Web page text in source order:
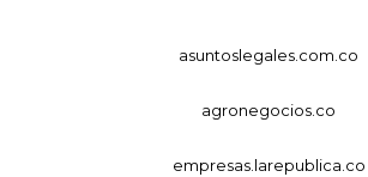
asuntoslegales.com.co
agronegocios.co
empresas.larepublica.co